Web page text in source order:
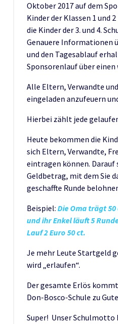
Oktober 2017 auf dem
Kinder der Klassen 1 und
die Kinder der 3. und 4.
Genauere Informationen
und den Tagesablauf
Sponsorenlauf über
Alle Eltern, Verwandte
eingeladen anzufeuern
Hierbei zählt jede
Heute bekommen die
sich Eltern, Verwandte,
eintragen können. Darauf
Geldbetrag, mit dem Sie
geschaffte Runde
Beispiel: Die Oma trägt
und ihr Enkel läuft 5
Lauf 2 Euro 50 ct.
Je mehr Leute Startgeld
wird „erlaufen“.
Der gesamte Erlös
Don-Bosco-Schule zu
Super! Unser